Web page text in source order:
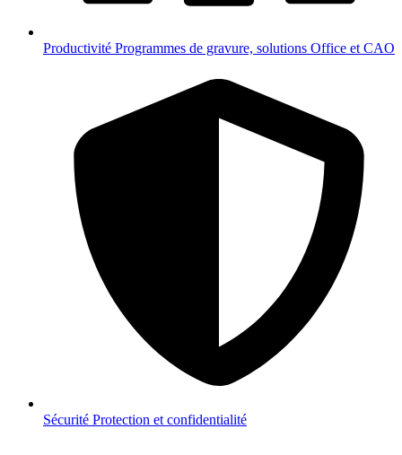
Productivité Programmes de gravure, solutions Office et CAO
Sécurité Protection et confidentialité